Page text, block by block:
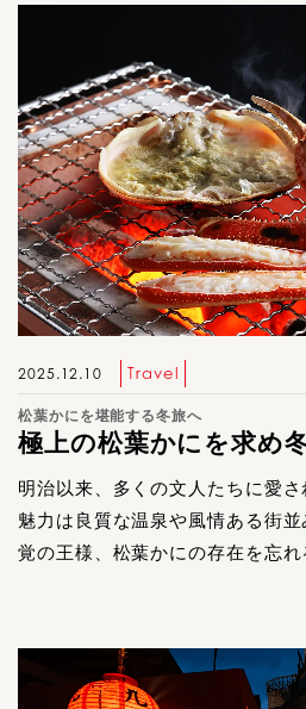
2025.12.10 Travel
松葉かにを堪能する冬旅へ
極上の松葉かにを求め
明治以来、多くの文人たちに愛
魅力は良質な温泉や風情ある街
覚の王様、松葉かにの存在を忘れ